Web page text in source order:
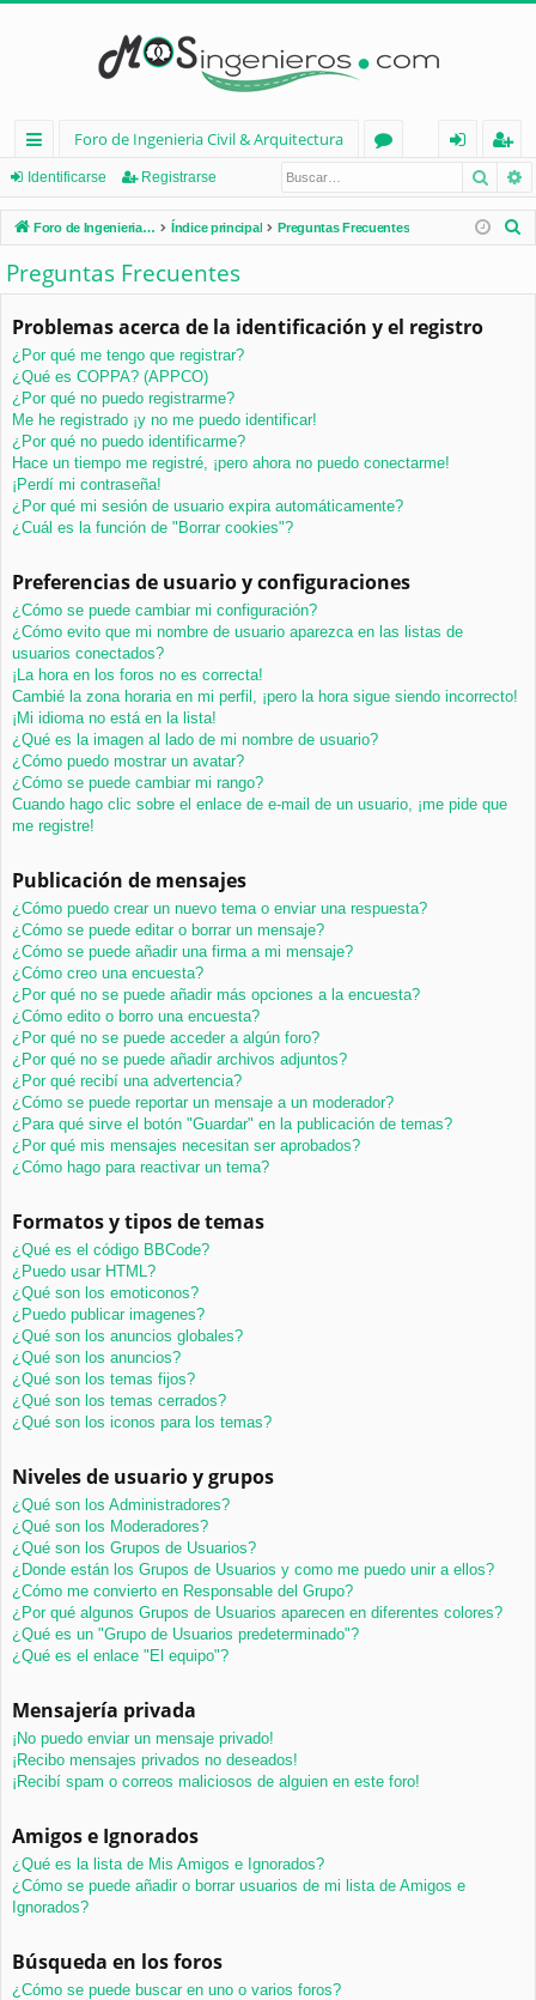
nl
ac
es
rá
pi
d
os
Foro de Ingenieria Civil & Arquitectura
os
nt
ifi
rs
eg
ist
ra
Identificarse Registrarse
Foro de Ingenieria Civil & Arquitectura Índice principal Preguntas Frecuentes
Preguntas Frecuentes
Problemas acerca de la identificación y el registro
¿Por qué me tengo que registrar?
¿Qué es COPPA? (APPCO)
¿Por qué no puedo registrarme?
Me he registrado ¡y no me puedo identificar!
¿Por qué no puedo identificarme?
Hace un tiempo me registré, ¡pero ahora no puedo conectarme!
¡Perdí mi contraseña!
¿Por qué mi sesión de usuario expira automáticamente?
¿Cuál es la función de "Borrar cookies"?
Preferencias de usuario y configuraciones
¿Cómo se puede cambiar mi configuración?
¿Cómo evito que mi nombre de usuario aparezca en las listas de
usuarios conectados?
¡La hora en los foros no es correcta!
Cambié la zona horaria en mi perfil, ¡pero la hora sigue siendo incorrecto!
¡Mi idioma no está en la lista!
¿Qué es la imagen al lado de mi nombre de usuario?
¿Cómo puedo mostrar un avatar?
¿Cómo se puede cambiar mi rango?
Cuando hago clic sobre el enlace de e-mail de un usuario, ¡me pide que
me registre!
Publicación de mensajes
¿Cómo puedo crear un nuevo tema o enviar una respuesta?
¿Cómo se puede editar o borrar un mensaje?
¿Cómo se puede añadir una firma a mi mensaje?
¿Cómo creo una encuesta?
¿Por qué no se puede añadir más opciones a la encuesta?
¿Cómo edito o borro una encuesta?
¿Por qué no se puede acceder a algún foro?
¿Por qué no se puede añadir archivos adjuntos?
¿Por qué recibí una advertencia?
¿Cómo se puede reportar un mensaje a un moderador?
¿Para qué sirve el botón "Guardar" en la publicación de temas?
¿Por qué mis mensajes necesitan ser aprobados?
¿Cómo hago para reactivar un tema?
Formatos y tipos de temas
¿Qué es el código BBCode?
¿Puedo usar HTML?
¿Qué son los emoticonos?
¿Puedo publicar imagenes?
¿Qué son los anuncios globales?
¿Qué son los anuncios?
¿Qué son los temas fijos?
¿Qué son los temas cerrados?
¿Qué son los iconos para los temas?
Niveles de usuario y grupos
¿Qué son los Administradores?
¿Qué son los Moderadores?
¿Qué son los Grupos de Usuarios?
¿Donde están los Grupos de Usuarios y como me puedo unir a ellos?
¿Cómo me convierto en Responsable del Grupo?
¿Por qué algunos Grupos de Usuarios aparecen en diferentes colores?
¿Qué es un "Grupo de Usuarios predeterminado"?
¿Qué es el enlace "El equipo"?
Mensajería privada
¡No puedo enviar un mensaje privado!
¡Recibo mensajes privados no deseados!
¡Recibí spam o correos maliciosos de alguien en este foro!
Amigos e Ignorados
¿Qué es la lista de Mis Amigos e Ignorados?
¿Cómo se puede añadir o borrar usuarios de mi lista de Amigos e
Ignorados?
Búsqueda en los foros
¿Cómo se puede buscar en uno o varios foros?